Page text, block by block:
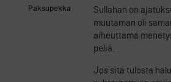
Paksupekka
Sullahan on
muutaman oli
aiheuttama
peliä.
Jos sitä tulosta